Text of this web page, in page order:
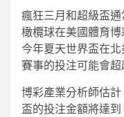
瘋狂三月和超級盃
橄欖球在美國體育
今年夏天世界盃在
賽事的投注可能會超
博彩產業分析師估
盃的投注金額將達